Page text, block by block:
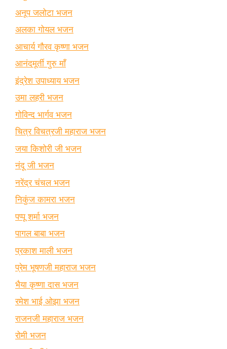
अनूप जलोटा भजन
अलका गोयल भजन
आचार्य गौरव कृष्णा भजन
आनंदमूर्ती गुरु माँ
इंद्रेश उपाध्याय भजन
उमा लहरी भजन
गोविन्द भार्गव भजन
चित्र विचत्रजी महाराज भजन
जया किशोरी जी भजन
नंदू जी भजन
नरेंद्र चंचल भजन
निकुंज कामरा भजन
पप्पू शर्मा भजन
पागल बाबा भजन
प्रकाश माली भजन
प्रेम भूषणजी महाराज भजन
भैया कृष्णा दास भजन
रमेश भाई ओझा भजन
राजनजी महाराज भजन
रोमी भजन